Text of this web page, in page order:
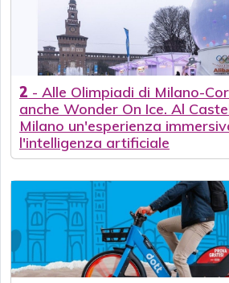
2 - Alle Olimpiadi di Milano-
anche Wonder On Ice. Al
Milano un'esperienza
l'intelligenza artificiale